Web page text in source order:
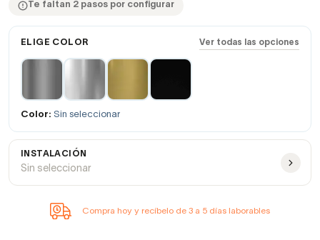
Te faltan 2 pasos por configurar
ELIGE COLOR Ver todas las opciones
Color: Sin seleccionar
INSTALACIÓN
Sin seleccionar
Compra hoy y recíbelo de 3 a 5 días laborables